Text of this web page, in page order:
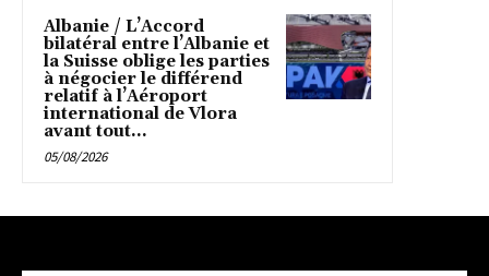
Albanie / L’Accord
bilatéral entre l’Albanie et
la Suisse oblige les parties
à négocier le différend
relatif à l’Aéroport
international de Vlora
avant tout...
05/08/2026